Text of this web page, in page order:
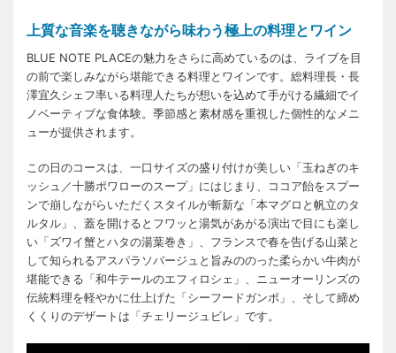
上質な音楽を聴きながら味わう極上の料理とワイン
BLUE NOTE PLACEの魅力をさらに高めているのは、ライブを目
の前で楽しみながら堪能できる料理とワインです。総料理長・長
澤宜久シェフ率いる料理人たちが想いを込めて手がける繊細でイ
ノベーティブな食体験。季節感と素材感を重視した個性的なメニ
ューが提供されます。
この日のコースは、一口サイズの盛り付けが美しい「玉ねぎのキ
ッシュ／十勝ポワローのスープ」にはじまり、ココア飴をスプー
ンで崩しながらいただくスタイルが斬新な「本マグロと帆立のタ
ルタル」、蓋を開けるとフワッと湯気があがる演出で目にも楽し
い「ズワイ蟹とハタの湯葉巻き」、フランスで春を告げる山菜と
して知られるアスパラソバージュと旨みののった柔らかい牛肉が
堪能できる「和牛テールのエフィロシェ」、ニューオーリンズの
伝統料理を軽やかに仕上げた「シーフードガンボ」、そして締め
くくりのデザートは「チェリージュビレ」です。